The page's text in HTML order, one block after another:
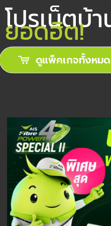
โปรเน็ตบ้
ยอดฮิต!
ดูแพ็คเกจทั้งหมด